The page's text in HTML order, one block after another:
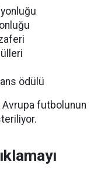
ödülü
Avrupa futbolunun